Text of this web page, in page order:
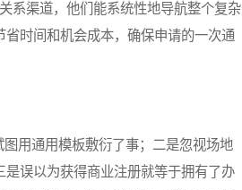
系渠道，他们能系统性地导航整个复杂
时间和机会成本，确保申请的一次通
用通用模板敷衍了事；二是忽视场地
误以为获得商业注册就等于拥有了办